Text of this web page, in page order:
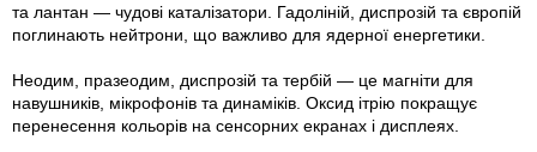
та лантан — чудові каталізатори. Гадоліній, диспрозій та європій
поглинають нейтрони, що важливо для ядерної енергетики.
Неодим, празеодим, диспрозій та тербій — це магніти для
навушників, мікрофонів та динаміків. Оксид ітрію покращує
перенесення кольорів на сенсорних екранах і дисплеях.